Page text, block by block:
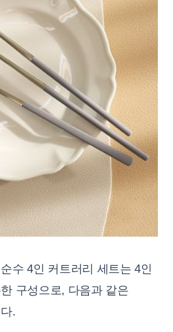
수 4인 커트러리 세트는 4인
구성으로, 다음과 같은
.